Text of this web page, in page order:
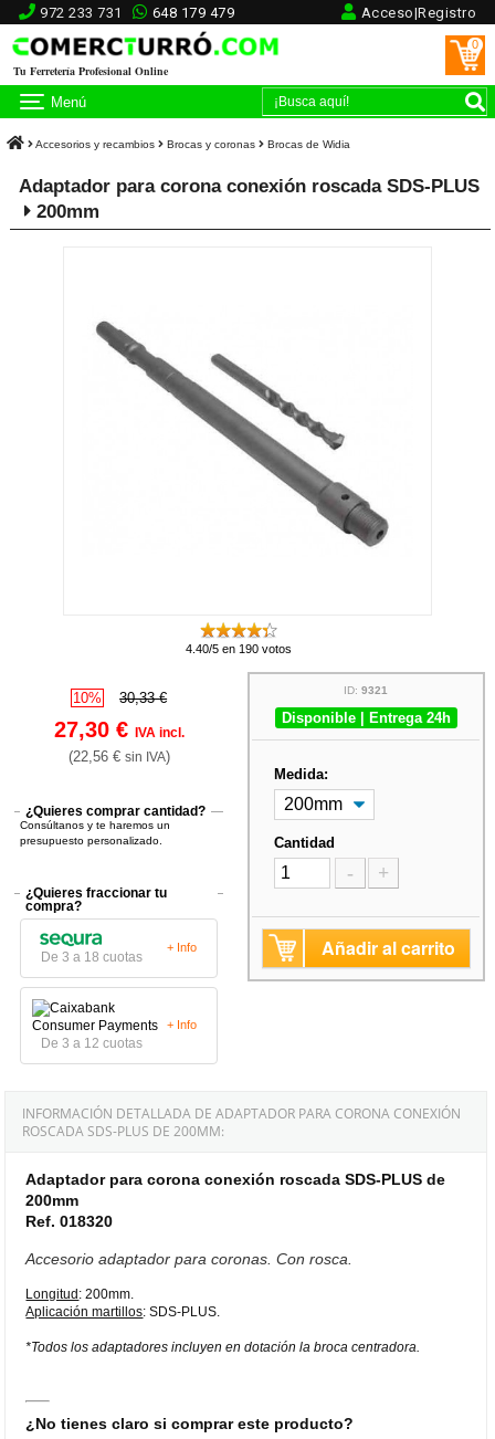
972 233 731 648 179 479 Acceso|Registro
Tu Ferretería Profesional Online
0
Menú
Accesorios y recambios Brocas y coronas Brocas de Widia
Adaptador para corona conexión roscada SDS-PLUS
200mm
4.40/5 en 190 votos
10% 30,33 €
27,30 € IVA incl.
(22,56 € sin IVA)
¿Quieres comprar cantidad?
Consúltanos y te haremos un
presupuesto personalizado.
¿Quieres fraccionar tu
compra?
De 3 a 18 cuotas
+ Info
De 3 a 12 cuotas
+ Info
ID:9321
Disponible | Entrega 24h
Medida:
Cantidad
- +
Añadir al carrito
INFORMACIÓN DETALLADA DE ADAPTADOR PARA CORONA CONEXIÓN
ROSCADA SDS-PLUS DE 200MM:
Adaptador para corona conexión roscada SDS-PLUS de
200mm
Ref. 018320
Accesorio adaptador para coronas. Con rosca.
Longitud: 200mm.
Aplicación martillos: SDS-PLUS.
*Todos los adaptadores incluyen en dotación la broca centradora.
¿No tienes claro si comprar este producto?